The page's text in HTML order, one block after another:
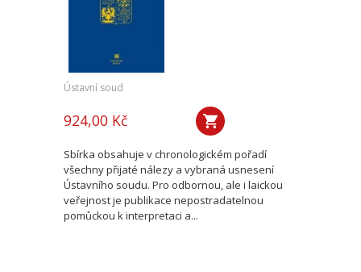
Ústavní soud
924,00 Kč
Sbírka obsahuje v chronologickém pořadí
všechny přijaté nálezy a vybraná usnesení
Ústavního soudu. Pro odbornou, ale i laickou
veřejnost je publikace nepostradatelnou
pomůckou k interpretaci a...